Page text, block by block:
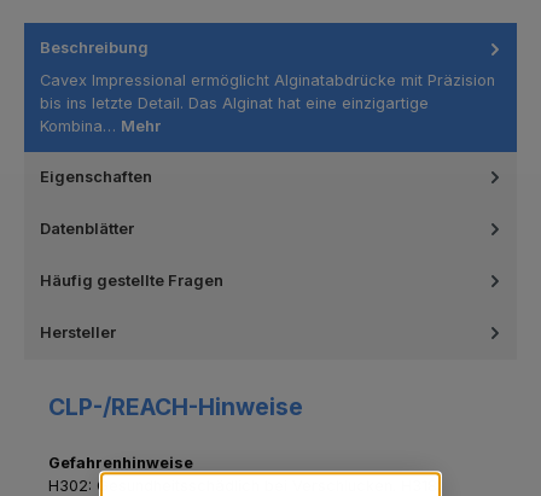
Beschreibung
Cavex Impressional ermöglicht Alginatabdrücke mit Präzision
bis ins letzte Detail. Das Alginat hat eine einzigartige
Kombina… Mehr
Eigenschaften
Datenblätter
Häufig gestellte Fragen
Hersteller
CLP-/REACH-Hinweise
Gefahrenhinweise
H302: Gesundheitsschädlich bei Verschlucken.